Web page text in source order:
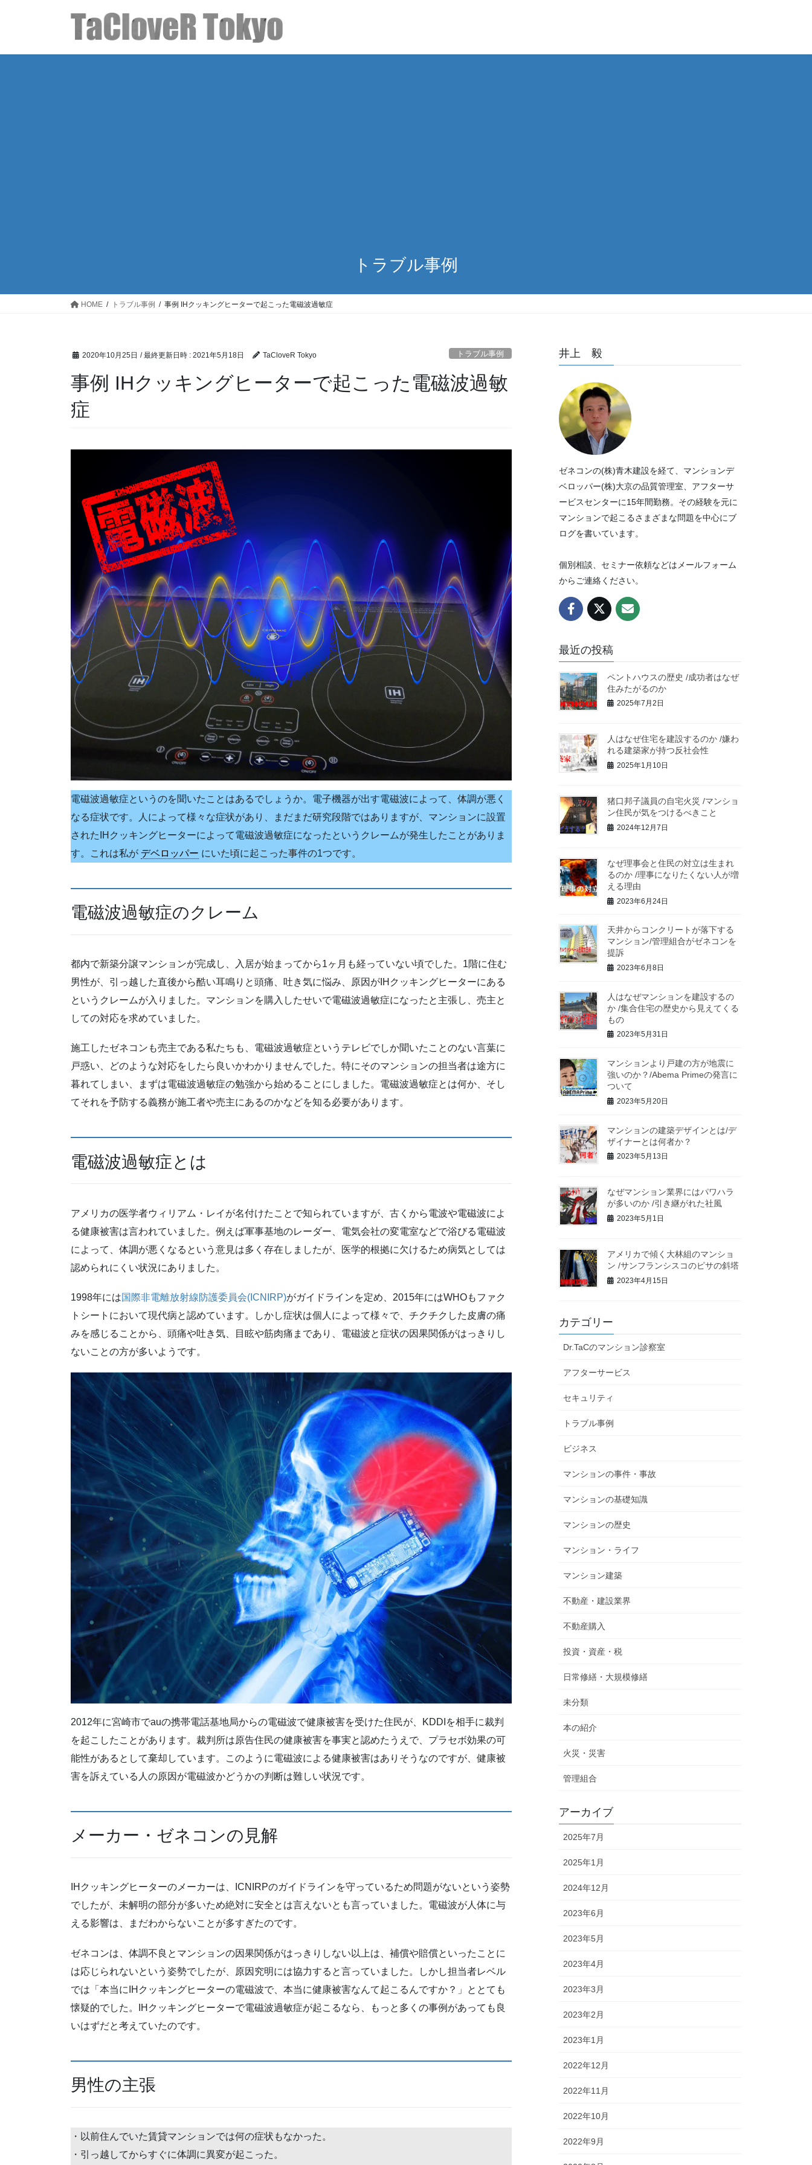
トラブル事例
HOME トラブル事例 事例 IHクッキングヒーターで起こった電磁波過敏症
2020年10月25日 / 最終更新日時 : 2021年5月18日 TaCloveR Tokyo トラブル事例
事例 IHクッキングヒーターで起こった電磁波過敏
症
電磁波過敏症というのを聞いたことはあるでしょうか。電子機器が出す電磁波によって、体調が悪く
なる症状です。人によって様々な症状があり、まだまだ研究段階ではありますが、マンションに設置
されたIHクッキングヒーターによって電磁波過敏症になったというクレームが発生したことがありま
す。これは私が デベロッパー にいた頃に起こった事件の1つです。
電磁波過敏症のクレーム
都内で新築分譲マンションが完成し、入居が始まってから1ヶ月も経っていない頃でした。1階に住む
男性が、引っ越した直後から酷い耳鳴りと頭痛、吐き気に悩み、原因がIHクッキングヒーターにある
というクレームが入りました。マンションを購入したせいで電磁波過敏症になったと主張し、売主と
しての対応を求めていました。
施工したゼネコンも売主である私たちも、電磁波過敏症というテレビでしか聞いたことのない言葉に
戸惑い、どのような対応をしたら良いかわかりませんでした。特にそのマンションの担当者は途方に
暮れてしまい、まずは電磁波過敏症の勉強から始めることにしました。電磁波過敏症とは何か、そし
てそれを予防する義務が施工者や売主にあるのかなどを知る必要があります。
電磁波過敏症とは
アメリカの医学者ウィリアム・レイが名付けたことで知られていますが、古くから電波や電磁波によ
る健康被害は言われていました。例えば軍事基地のレーダー、電気会社の変電室などで浴びる電磁波
によって、体調が悪くなるという意見は多く存在しましたが、医学的根拠に欠けるため病気としては
認められにくい状況にありました。
1998年には国際非電離放射線防護委員会(ICNIRP)がガイドラインを定め、2015年にはWHOもファク
トシートにおいて現代病と認めています。しかし症状は個人によって様々で、チクチクした皮膚の痛
みを感じることから、頭痛や吐き気、目眩や筋肉痛まであり、電磁波と症状の因果関係がはっきりし
ないことの方が多いようです。
2012年に宮崎市でauの携帯電話基地局からの電磁波で健康被害を受けた住民が、KDDIを相手に裁判
を起こしたことがあります。裁判所は原告住民の健康被害を事実と認めたうえで、プラセボ効果の可
能性があるとして棄却しています。このように電磁波による健康被害はありそうなのですが、健康被
害を訴えている人の原因が電磁波かどうかの判断は難しい状況です。
メーカー・ゼネコンの見解
IHクッキングヒーターのメーカーは、ICNIRPのガイドラインを守っているため問題がないという姿勢
でしたが、未解明の部分が多いため絶対に安全とは言えないとも言っていました。電磁波が人体に与
える影響は、まだわからないことが多すぎたのです。
ゼネコンは、体調不良とマンションの因果関係がはっきりしない以上は、補償や賠償といったことに
は応じられないという姿勢でしたが、原因究明には協力すると言っていました。しかし担当者レベル
では「本当にIHクッキングヒーターの電磁波で、本当に健康被害なんて起こるんですか？」ととても
懐疑的でした。IHクッキングヒーターで電磁波過敏症が起こるなら、もっと多くの事例があっても良
いはずだと考えていたのです。
男性の主張
・以前住んでいた賃貸マンションでは何の症状もなかった。
・引っ越してからすぐに体調に異変が起こった。
井上 毅
ゼネコンの(株)青木建設を経て、マンションデ
ベロッパー(株)大京の品質管理室、アフターサ
ービスセンターに15年間勤務。その経験を元に
マンションで起こるさまざまな問題を中心にブ
ログを書いています。
個別相談、セミナー依頼などはメールフォーム
からご連絡ください。
最近の投稿
ペントハウスの歴史 /成功者はなぜ
住みたがるのか
2025年7月2日
人はなぜ住宅を建設するのか /嫌わ
れる建築家が持つ反社会性
2025年1月10日
猪口邦子議員の自宅火災 /マンショ
ン住民が気をつけるべきこと
2024年12月7日
なぜ理事会と住民の対立は生まれ
るのか /理事になりたくない人が増
える理由
2023年6月24日
天井からコンクリートが落下する
マンション/管理組合がゼネコンを
提訴
2023年6月8日
人はなぜマンションを建設するの
か /集合住宅の歴史から見えてくる
もの
2023年5月31日
マンションより戸建の方が地震に
強いのか？/Abema Primeの発言に
ついて
2023年5月20日
マンションの建築デザインとは/デ
ザイナーとは何者か？
2023年5月13日
なぜマンション業界にはパワハラ
が多いのか /引き継がれた社風
2023年5月1日
アメリカで傾く大林組のマンショ
ン /サンフランシスコのピサの斜塔
2023年4月15日
カテゴリー
Dr.TaCのマンション診察室
アフターサービス
セキュリティ
トラブル事例
ビジネス
マンションの事件・事故
マンションの基礎知識
マンションの歴史
マンション・ライフ
マンション建築
不動産・建設業界
不動産購入
投資・資産・税
日常修繕・大規模修繕
未分類
本の紹介
火災・災害
管理組合
アーカイブ
2025年7月
2025年1月
2024年12月
2023年6月
2023年5月
2023年4月
2023年3月
2023年2月
2023年1月
2022年12月
2022年11月
2022年10月
2022年9月